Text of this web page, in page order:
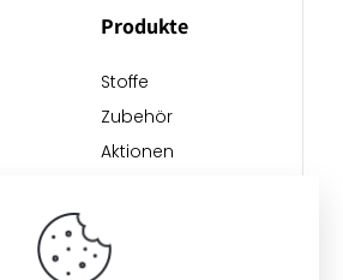
Produkte
Stoffe
Zubehör
Aktionen